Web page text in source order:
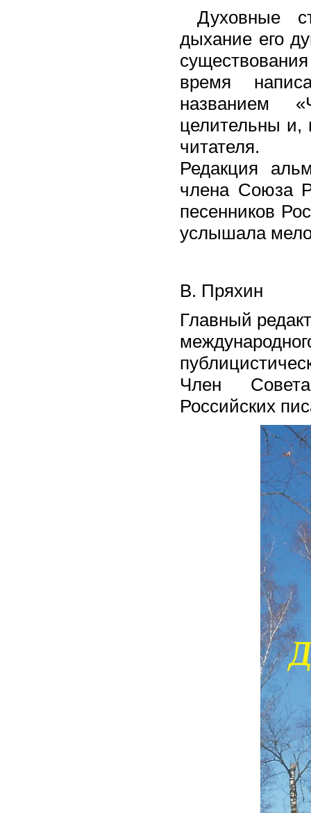
Духовные
дыхание его
время
названием
целительны и,
читателя.
Редакция
члена Союза
песенников
услышала
В. Пряхин
Главный
Член
Российских